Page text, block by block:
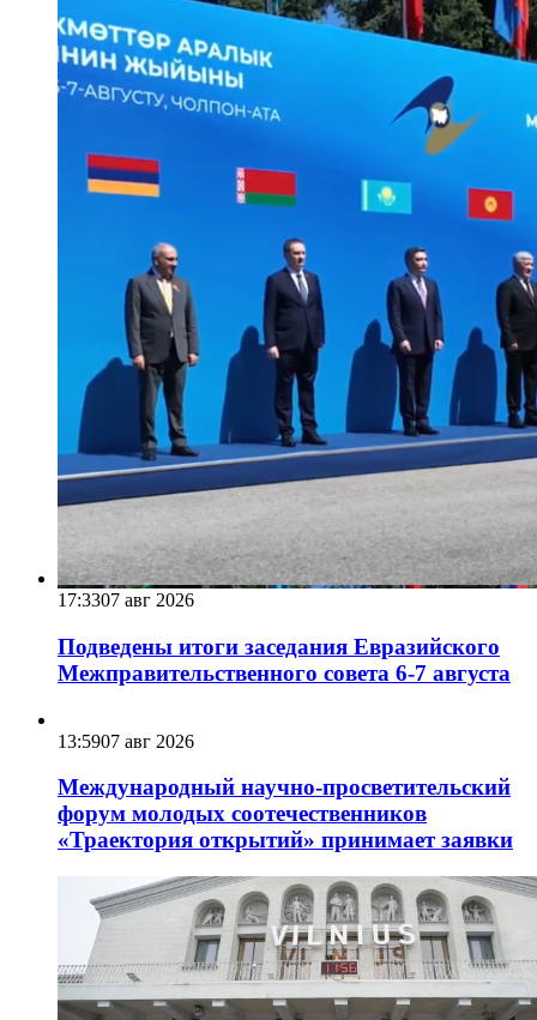
17:3307 авг 2026
Подведены итоги заседания Евразийского
Межправительственного совета 6-7 августа
13:5907 авг 2026
Международный научно-просветительский
форум молодых соотечественников
«Траектория открытий» принимает заявки